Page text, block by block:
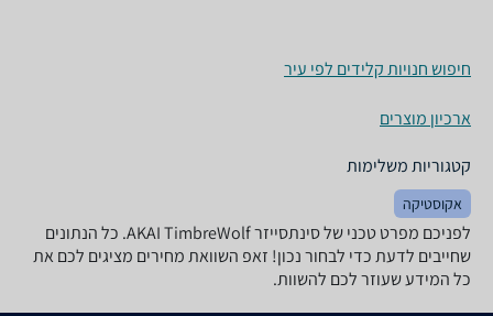
חיפוש חנויות קלידים לפי עיר
ארכיון מוצרים
קטגוריות משלימות
אקוסטיקה
לפניכם מפרט טכני של ‏סינתסייזר AKAI TimbreWolf. כל הנתונים
שחייבים לדעת כדי לבחור נכון! זאפ השוואת מחירים מציגים לכם את
כל המידע שעוזר לכם להשוות.